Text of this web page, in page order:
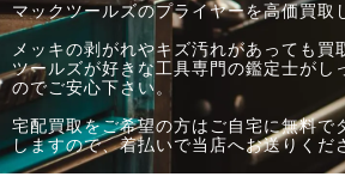
マックツールズのプライヤーを高価買取
メッキの剥がれやキズ汚れがあっても買
ツールズが好きな工具専門の鑑定士がし
のでご安心下さい。
宅配買取をご希望の方はご自宅に無料で
しますので、着払いで当店へお送りくだ